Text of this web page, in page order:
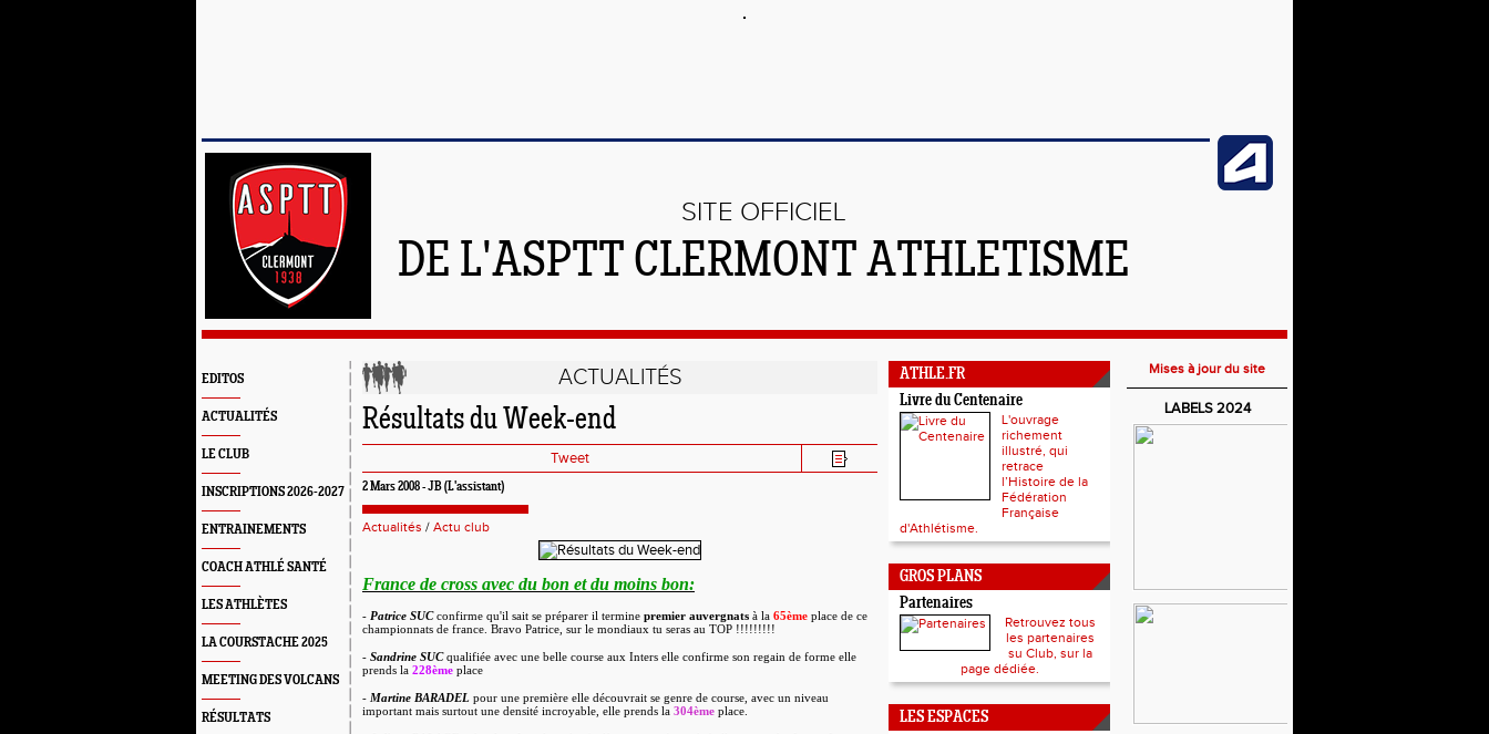
SITE OFFICIEL
DE L'ASPTT CLERMONT ATHLETISME
EDITOS
ACTUALITÉS
LE CLUB
INSCRIPTIONS 2026-2027
ENTRAINEMENTS
COACH ATHLÉ SANTÉ
LES ATHLÈTES
LA COURSTACHE 2025
MEETING DES VOLCANS
RÉSULTATS
ACTUALITÉS
Résultats du Week-end
Tweet
2 Mars 2008 - JB (L'assistant)
Actualités / Actu club
France de cross avec du bon et du moins bon:
- Patrice SUCconfirme qu'il sait se préparer il termine premier auvergnats à la 65ème place de ce
championnats de france. Bravo Patrice, sur le mondiaux tu seras au TOP !!!!!!!!!
- Sandrine SUCqualifiée avec une belle course aux Inters elle confirme son regain de forme elle
prends la 228ème place
- Martine BARADEL pour une première elle découvrait se genre de course, avec un niveau
important mais surtout une densité incroyable, elle prends la 304ème place.
ATHLE.FR
Livre du Centenaire
L'ouvrage
richement
illustré, qui
retrace
l’Histoire de la
Fédération
Française
d'Athlétisme.
GROS PLANS
Partenaires
Retrouvez tous
les partenaires
su Club, sur la
page dédiée.
LES ESPACES
Mises à jour du site
LABELS 2024